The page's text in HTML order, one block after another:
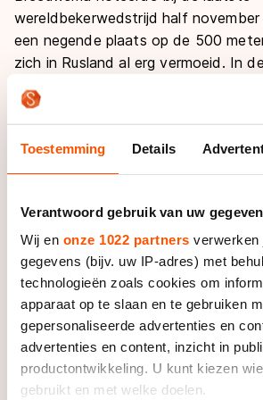
Toestemming Details
Verantwoord gebruik van uw
Wij en onze 1022 partners verwerken
gegevens (bijv. uw IP-adres) met
technologieën zoals cookies om
apparaat op te slaan en te gebruiken
gepersonaliseerde advertenties en
advertenties en content, inzicht in
productontwikkeling. U kunt kiezen
gebruikt en met welke doelen.
wereldbekerwedstrijd half november
een negende plaats op de 500
zich in Rusland al erg vermoeid. In
die bij zomerse temperaturen op
werd dat alleen maar slechter. De
verliepen niet zoals gewenst.
één van de sterksten, maar nu
omhoog", kijkt Breeuwsma terug.
Inmiddels is bij hem het CMV-virus
voelde dat er iets niet goed was.
moe zijn en ik herstelde slecht",
over zijn klachten. "Ik werd
heel veel at en mijn lever bleek
het herstel gaat verlopen is nog
Breeuwsma houdt voorlopig
hem niet makkelijk afgaat. "Ik kan
zitten."